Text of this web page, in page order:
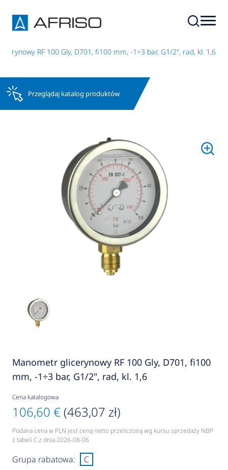
RF 100 Gly, D701, fi100 mm, -1÷3 bar, G1/2", rad, kl. 1,6
Przeglądaj katalog produktów
Manometr glicerynowy RF 100 Gly, D701, fi100
mm, -1÷3 bar, G1/2", rad, kl. 1,6
Cena katalogowa
106,60 € (463,07 zł)
Podana cena w PLN jest ceną netto przeliczoną wg kursu sprzedaży NBP
z tabeli C z dnia 2026-08-06
Grupa rabatowa: C